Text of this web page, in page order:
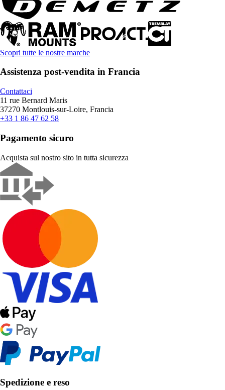
Scopri tutte le nostre marche
Assistenza post-vendita in Francia
Contattaci
11 rue Bernard Maris
37270 Montlouis-sur-Loire, Francia
+33 1 86 47 62 58
Pagamento sicuro
Acquista sul nostro sito in tutta sicurezza
Spedizione e reso